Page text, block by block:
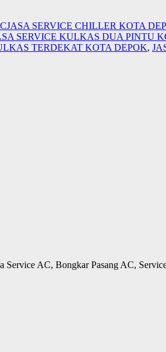
JASA SERVICE CHILLER KOTA
SERVICE KULKAS DUA PINTU
TERDEKAT KOTA DEPOK,
Service AC, Bongkar Pasang AC,